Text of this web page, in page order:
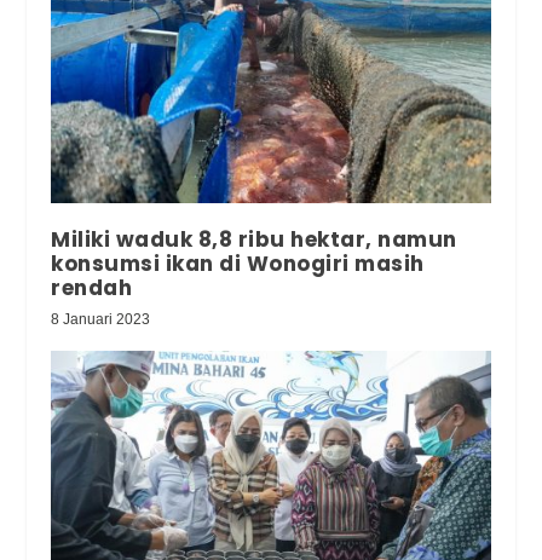
Miliki waduk 8,8 ribu hektar, namun
konsumsi ikan di Wonogiri masih
rendah
8 Januari 2023